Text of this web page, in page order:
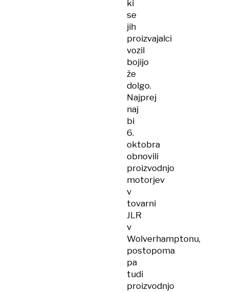
ki
se
jih
proizvajalci
vozil
bojijo
že
dolgo.
Najprej
naj
bi
6.
oktobra
obnovili
proizvodnjo
motorjev
v
tovarni
JLR
v
Wolverhamptonu,
postopoma
pa
tudi
proizvodnjo